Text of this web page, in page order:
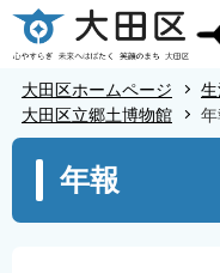
こ
の
ジ
大田区ホームページ
大田区立郷土博物館
こ
年報